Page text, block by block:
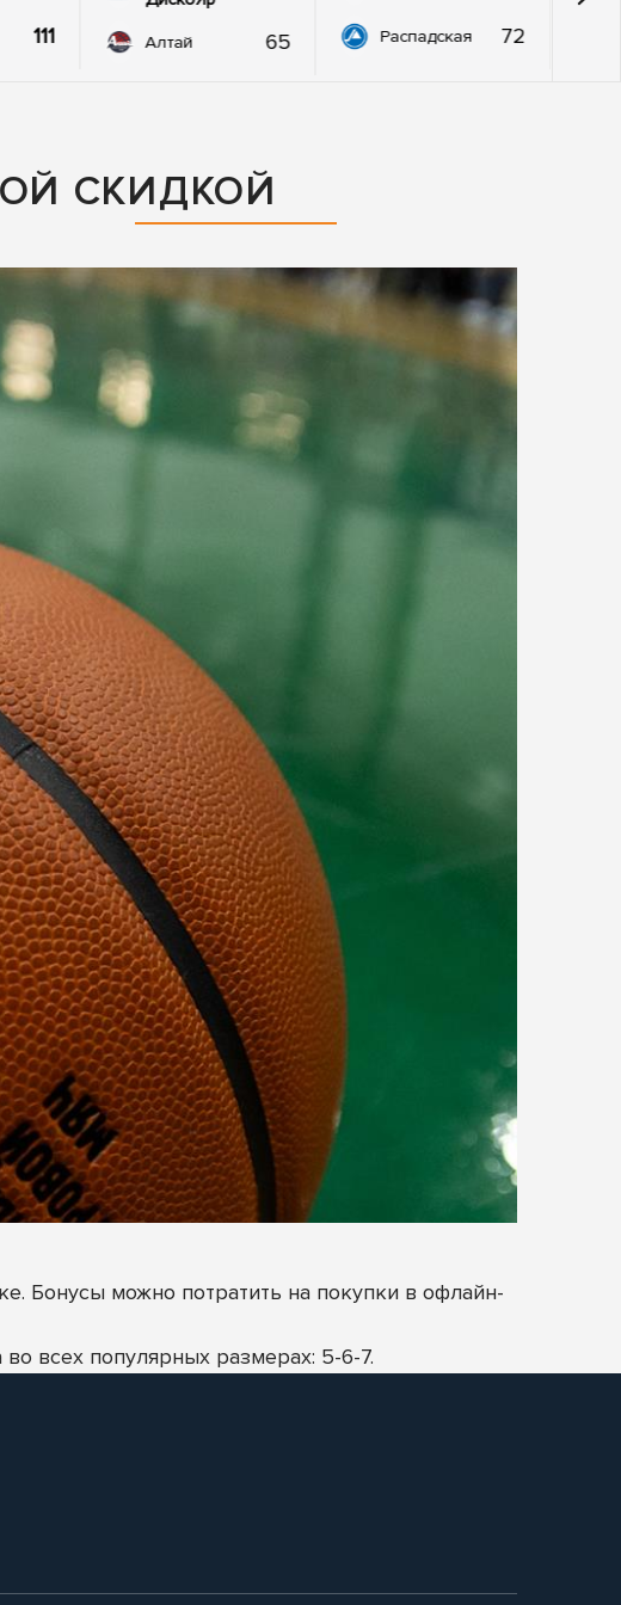
111 Алтай 65 Распадская 72
СКИДКОЙ
Бонусы можно потратить на покупки в офлайн-
во всех популярных размерах: 5-6-7.